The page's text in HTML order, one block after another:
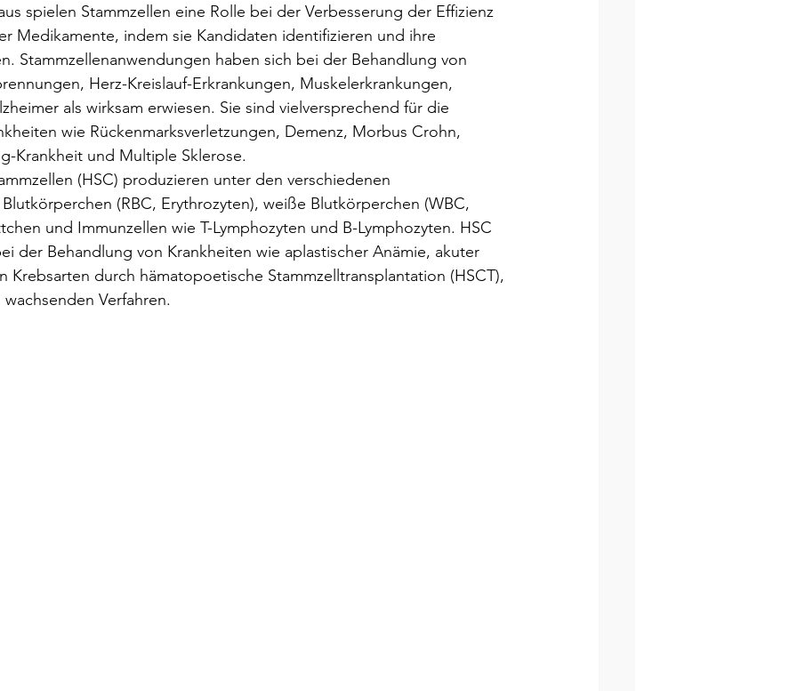
spielen Stammzellen eine Rolle bei der Verbesserung der Effizienz
Medikamente, indem sie Kandidaten identifizieren und ihre
Stammzellenanwendungen haben sich bei der Behandlung von
Herz-Kreislauf-Erkrankungen, Muskelerkrankungen,
als wirksam erwiesen. Sie sind vielversprechend für die
wie Rückenmarksverletzungen, Demenz, Morbus Crohn,
Krankheit und Multiple Sklerose.
(HSC) produzieren unter den verschiedenen
(RBC, Erythrozyten), weiße Blutkörperchen (WBC,
und Immunzellen wie T-Lymphozyten und B-Lymphozyten. HSC
der Behandlung von Krankheiten wie aplastischer Anämie, akuter
Krebsarten durch hämatopoetische Stammzelltransplantation (HSCT),
Verfahren.